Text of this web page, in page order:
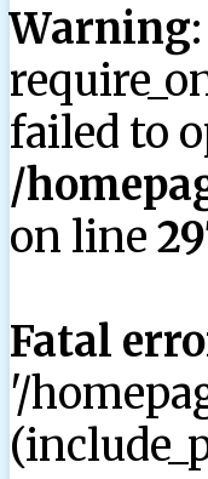
Warning:
failed to
/
on line
Fatal
'/